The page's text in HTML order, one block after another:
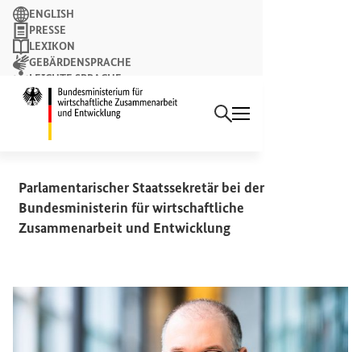
Suchbegriff
Suchen
ENGLISH
PRESSE
LEXIKON
GEBÄRDENSPRACHE
LEICHTE SPRACHE
NEWSLETTER
REDEN UND BEITRÄGE
Niels Annen
Parlamentarischer Staatssekretär bei der
Bundesministerin für wirtschaftliche
Zusammenarbeit und Entwicklung